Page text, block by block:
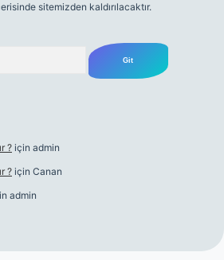
sitemizden kaldırılacaktır.
? için admin
? için Canan
admin